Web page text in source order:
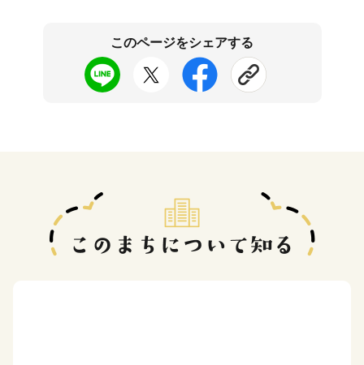
このページをシェアする